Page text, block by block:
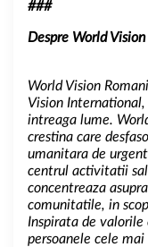
###
Despre World
World Vision
Vision
intreaga lume.
crestina care
umanitara de
centrul activitatii
concentreaza
comunitatile, in
Inspirata de valorile
persoanele cele